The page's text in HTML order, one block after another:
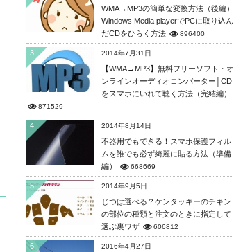
WMA→MP3の簡単な変換方法（後編）
Windows Media playerでPCに取り込ん
だCDをひらく方法
896400
3 2014年7月31日
【WMA→MP3】無料フリーソフト・オ
ンラインオーディオコンバーター│CD
をスマホにいれて聴く方法（完結編）
871529
4 2014年8月14日
不器用でもできる！スマホ保護フィル
ムを誰でも必ず綺麗に貼る方法（準備
編）
668669
5 2014年9月5日
じつは選べる？ケンタッキーのチキン
の部位の種類と注文のときに指定して
選ぶ裏ワザ
606812
6 2016年4月27日